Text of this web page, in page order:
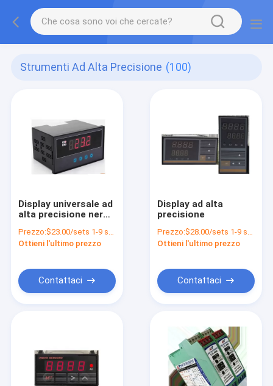
Strumenti Ad Alta Precisione (100)
Display universale ad
alta precisione nero
impostazione
flessibile del segnale
Prezzo:$23.00/sets 1-9 sets
Ottieni l'ultimo prezzo
Contattaci
Display ad alta
precisione
Prezzo:$28.00/sets 1-9 sets
Ottieni l'ultimo prezzo
Contattaci